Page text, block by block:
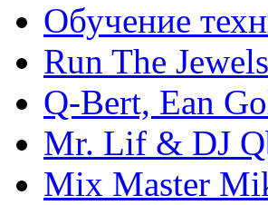
Обучение
Run The
Q-Bert, Ean
Mr. Lif & DJ
Mix Master